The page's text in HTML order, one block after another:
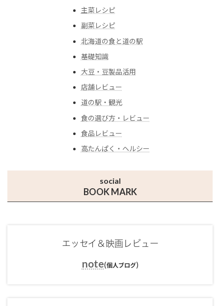
主菜レシピ
副菜レシピ
北海道の食と道の駅
基礎知識
大豆・豆製品活用
店舗レビュー
道の駅・観光
食の選び方・レビュー
食品レビュー
高たんぱく・ヘルシー
social
BOOK MARK
エッセイ＆映画レビュー
note(個人ブログ)